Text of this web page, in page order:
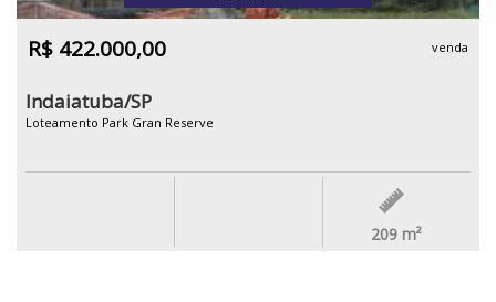
R$ 422.000,00 venda
Indaiatuba/SP
Loteamento Park Gran Reserve
209 m²